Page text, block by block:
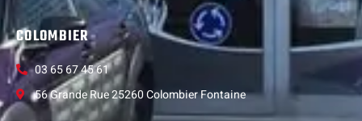
COLOMBIER
03 65 67 45 61
56 Grande Rue 25260 Colombier Fontaine